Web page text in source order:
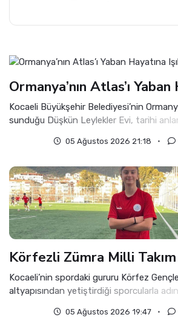
Kocaeli Büyükşehir Belediyesi’nin
sunduğu Düşkün Leylekler Evi, tarihi
05 Ağustos 2026 21:18
Kocaeli’nin spordaki gururu Körfez
altyapısından yetiştirdiği sporcularla
05 Ağustos 2026 19:47